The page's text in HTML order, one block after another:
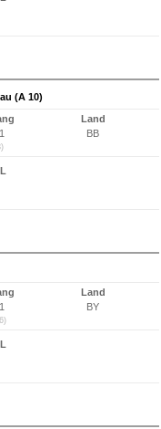
(A 10)
Land
BB
Land
BY